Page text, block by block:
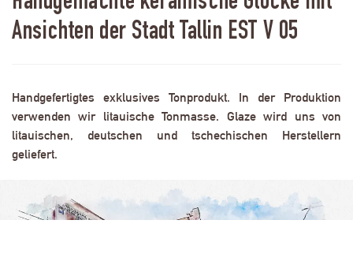
Ansichten der Stadt Tallin EST V 05
Handgefertigtes exklusives Tonprodukt. In der Produktion
verwenden wir litauische Tonmasse. Glaze wird uns von
litauischen, deutschen und tschechischen Herstellern
geliefert.